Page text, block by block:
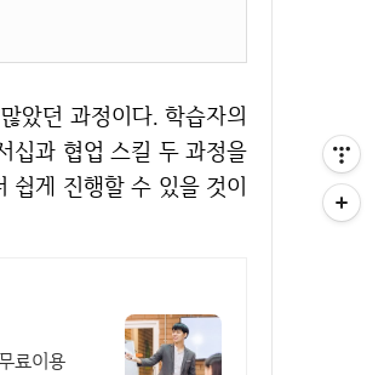
십과 협업 스킬 두 과정을
쉽게 진행할 수 있을 것이
료이용